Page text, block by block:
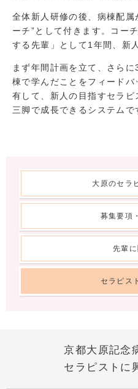
全体新人研修の後、病棟配属
ーチ”として付きます。コー
する先輩」として1年間、新
まず年間計画を立て、さら
棟で学んだことをフィード
有して、新人の目指すセラ
三脚で成長できるシステムで
大原のセラ
募集要項
先輩
セラピス
京都大原記念
セラピストに